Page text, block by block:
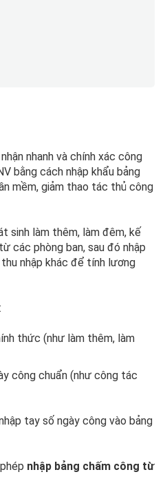
nhanh và chính xác công
bằng cách nhập khẩu bảng
mềm, giảm thao tác thủ công
sinh làm thêm, làm đêm, kế
các phòng ban, sau đó nhập
nhập khác để tính lương
thức (như làm thêm, làm
công chuẩn (như công tác
tay số ngày công vào bảng
nhập bảng chấm công từ